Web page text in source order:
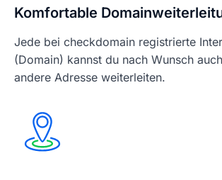
Komfortable
Jede bei checkdomain registrierte
(Domain) kannst du nach Wunsch
andere Adresse weiterleiten.